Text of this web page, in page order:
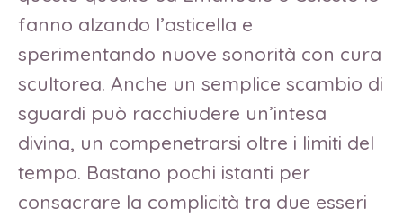
fanno alzando l’asticella e
sperimentando nuove sonorità con cura
scultorea. Anche un semplice scambio di
sguardi può racchiudere un’intesa
divina, un compenetrarsi oltre i limiti del
tempo. Bastano pochi istanti per
consacrare la complicità tra due esseri